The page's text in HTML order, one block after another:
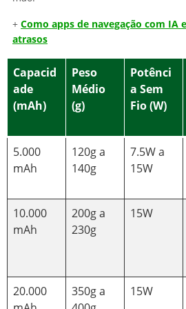
+ Como apps de navegação com IA
atrasos
Capacid
ade
(mAh)
Peso
Médio
(g)
Potênci
a Sem
Fio (W)
5.000
mAh
120g a
140g
7.5W a
15W
10.000
mAh
200g a
230g
15W
20.000
350g a
15W